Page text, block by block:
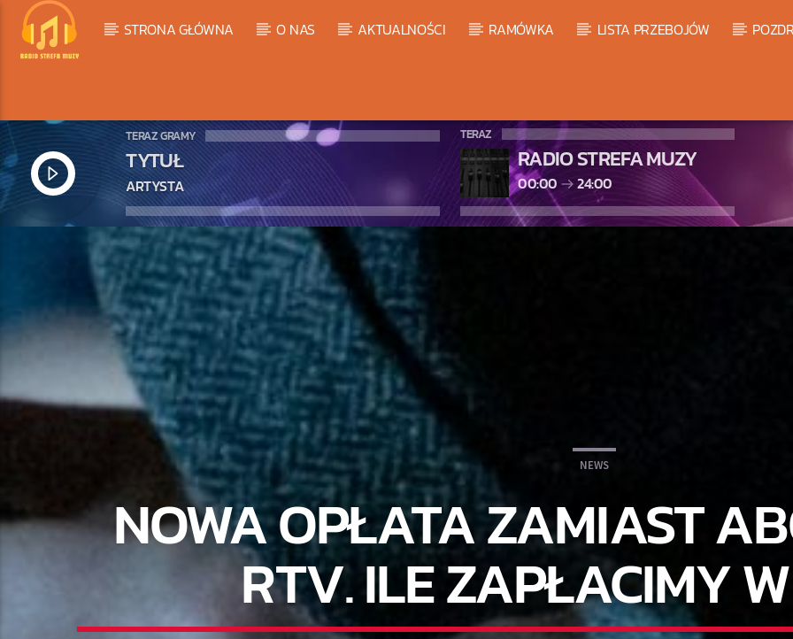
STRONA GŁÓWNA O NAS AKTUALNOŚCI RAMÓWKA LISTA PRZEBOJÓW
TERAZ GRAMY
TYTUŁ
ARTYSTA
TERAZ
RADIO STREFA MUZY
00:00 24:00
NEWS
NOWA OPŁATA ZAMIAST
RTV. ILE ZAPŁACIMY